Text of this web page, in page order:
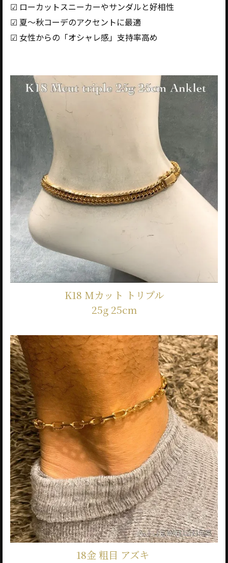
☑ ローカットスニーカーやサンダルと好相性
☑ 夏〜秋コーデのアクセントに最適
☑ 女性からの「オシャレ感」支持率高め
K18 Mカット トリプル
25g 25cm
18金 粗目 アズキ